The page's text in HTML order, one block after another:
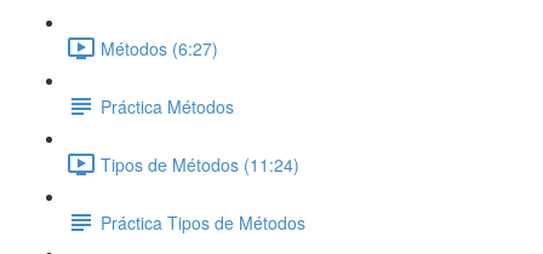
Métodos (6:27)
Práctica Métodos
Tipos de Métodos (11:24)
Práctica Tipos de Métodos